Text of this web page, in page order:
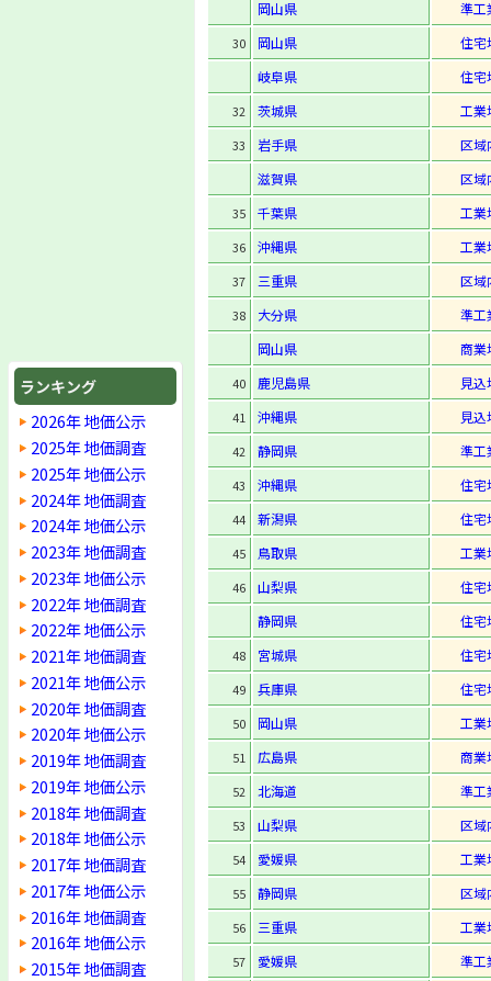
ランキング
2026年 地価公示
2025年 地価調査
2025年 地価公示
2024年 地価調査
2024年 地価公示
2023年 地価調査
2023年 地価公示
2022年 地価調査
2022年 地価公示
2021年 地価調査
2021年 地価公示
2020年 地価調査
2020年 地価公示
2019年 地価調査
2019年 地価公示
2018年 地価調査
2018年 地価公示
2017年 地価調査
2017年 地価公示
2016年 地価調査
2016年 地価公示
2015年 地価調査
岡山県
準工
30 岡山県
住宅
岐阜県
住宅
32 茨城県 工業
33 岩手県
区域
滋賀県
区域
35 千葉県 工業
36 沖縄県 工業
37 三重県 区域
38 大分県
準工
岡山県
商業
40 鹿児島県 見込
41 沖縄県 見込
42 静岡県 準工
43 沖縄県 住宅
44 新潟県 住宅
45 鳥取県 工業
46 山梨県
住宅
静岡県
住宅
48 宮城県 住宅
49 兵庫県 住宅
50 岡山県 工業
51 広島県 商業
52 北海道 準工
53 山梨県 区域
54 愛媛県 工業
55 静岡県 区域
56 三重県 工業
57 愛媛県
準工